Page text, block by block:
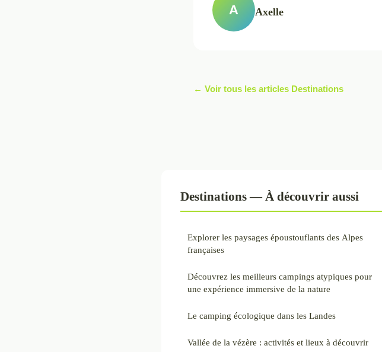
A Axelle
← Voir tous les articles Destinations
Destinations — À découvrir aussi
Explorer les paysages époustouflants des Alpes
françaises
Découvrez les meilleurs campings atypiques pour
une expérience immersive de la nature
Le camping écologique dans les Landes
Vallée de la vézère : activités et lieux à découvrir